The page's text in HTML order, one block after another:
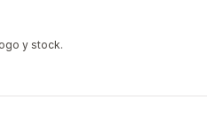
y stock.